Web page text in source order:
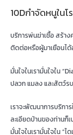
10Dกำจัดหนูในโ
บริการพ่นฆ่าเชื้อ สร้า
ติดต่อหรือผู้มาเยือนได้
มั่นใจในเรามั่นใจใน
ปลวก แมลง และสัตว์ร
เราจะพัฒนาการบริกา
ละเอียดบ้านของท่านก็
มั่นใจในเรามั่นใจใน “